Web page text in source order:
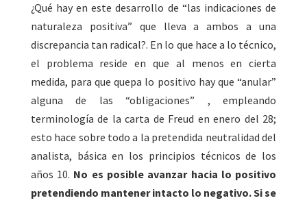
¿Qué hay en este desarrollo de “las indicaciones de
naturaleza positiva” que lleva a ambos a una
discrepancia tan radical?. En lo que hace a lo técnico,
el problema reside en que al menos en cierta
medida, para que quepa lo positivo hay que “anular”
alguna de las “obligaciones” , empleando
terminología de la carta de Freud en enero del 28;
esto hace sobre todo a la pretendida neutralidad del
analista, básica en los principios técnicos de los
años 10. No es posible avanzar hacia lo positivo
pretendiendo mantener intacto lo negativo. Si se